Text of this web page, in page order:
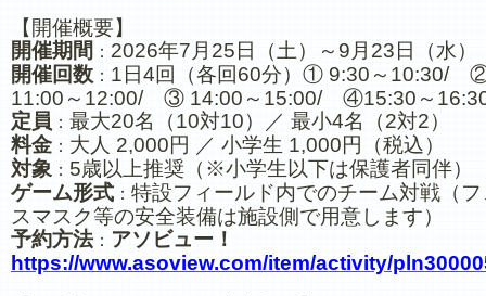
【開催概要】
開催期間 ： 2026年7月25日（土）～9月23日（水）
開催回数 ： 1日4回（各回60分）① 9:30～10:30/
11:00～12:00/ ③ 14:00～15:00/ ④15:30～
定員 ： 最大20名（10対10）／ 最小4名（2対2）
料金 ： 大人 2,000円 ／ 小学生 1,000円（税込）
対象 ： 5歳以上推奨（※小学生以下は保護者同伴）
ゲーム形式 ： 特設フィールド内でのチーム対戦（
スマスク等の安全装備は施設側で用意します）
予約方法： アソビュー！
https://www.asoview.com/item/activity/